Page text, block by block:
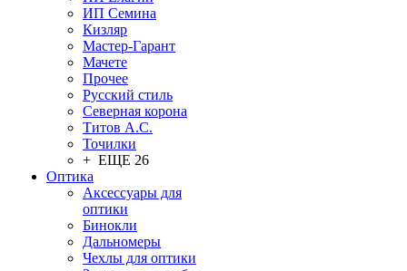
ИП Семина
Кизляр
Мастер-Гарант
Мачете
Прочее
Русский стиль
Северная корона
Титов А.С.
Точилки
+ ЕЩЕ 26
Оптика
Аксессуары для
оптики
Бинокли
Дальномеры
Чехлы для оптики